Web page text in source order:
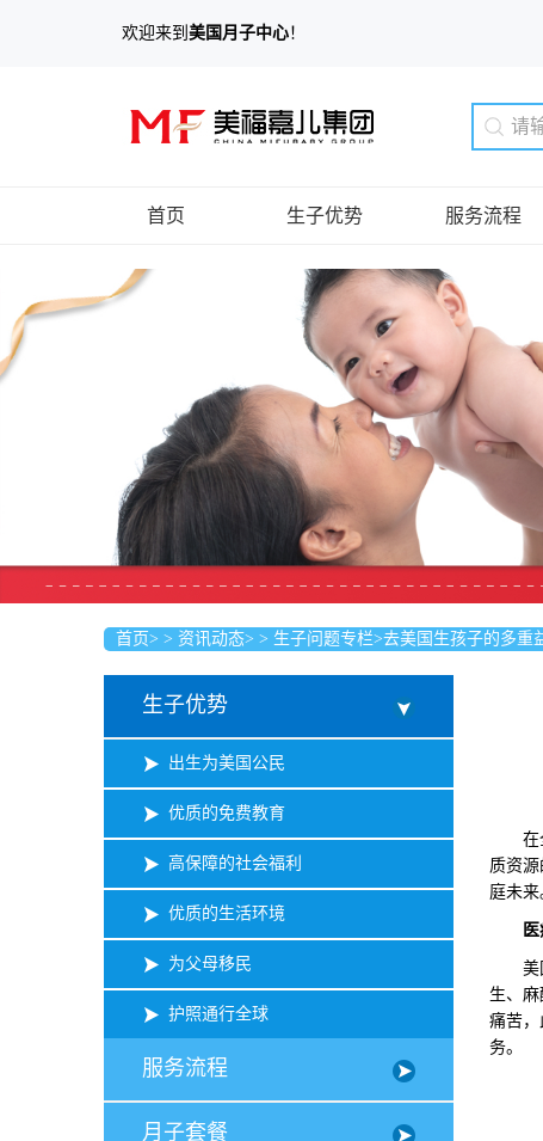
欢迎来到 美国月子中心！
首页 生子优势 服务流程
首页> > 资讯动态> > 生子问题专栏>去美国生孩子的多重
生子优势
出生为美国公民
优质的免费教育
高保障的社会福利
优质的生活环境
为父母移民
护照通行全球
服务流程
月子套餐
在全
质资
庭未
美国
生、
痛苦，
务。